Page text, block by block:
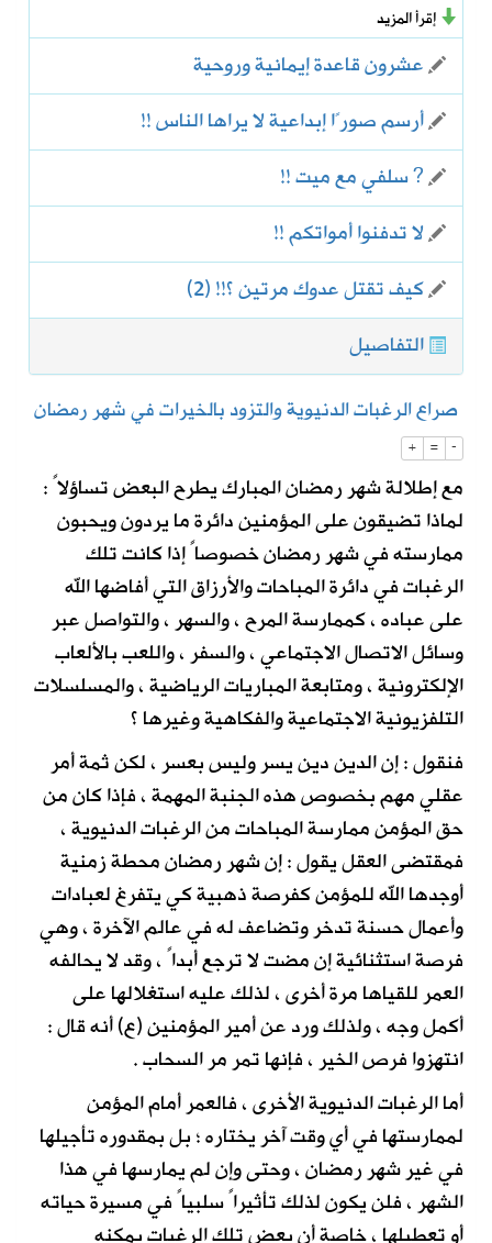
إقرأ المزيد
عشرون قاعدة إيمانية وروحية
أرسم صورًا إبداعية لا يراها الناس !!
? سلفي مع ميت !!
لا تدفنوا أمواتكم !!
كيف تقتل عدوك مرتين ؟!! (2)
التفاصيل
صراع الرغبات الدنيوية والتزود بالخيرات في شهر رمضان
+ = -
مع إطلالة شهر رمضان المبارك يطرح البعض تساؤلاً :
لماذا تضيقون على المؤمنين دائرة ما يردون ويحبون
ممارسته في شهر رمضان خصوصاً إذا كانت تلك
الرغبات في دائرة المباحات والأرزاق التي أفاضها الله
على عباده ، كممارسة المرح ، والسهر ، والتواصل عبر
وسائل الاتصال الاجتماعي ، والسفر ، واللعب بالألعاب
الإلكترونية ، ومتابعة المباريات الرياضية ، والمسلسلات
التلفزيونية الاجتماعية والفكاهية وغيرها ؟
فنقول : إن الدين دين يسر وليس بعسر ، لكن ثمة أمر
عقلي مهم بخصوص هذه الجنبة المهمة ، فإذا كان من
حق المؤمن ممارسة المباحات من الرغبات الدنيوية ،
فمقتضى العقل يقول : إن شهر رمضان محطة زمنية
أوجدها الله للمؤمن كفرصة ذهبية كي يتفرغ لعبادات
وأعمال حسنة تدخر وتضاعف له في عالم الآخرة ، وهي
فرصة استثنائية إن مضت لا ترجع أبداً ، وقد لا يحالفه
العمر للقياها مرة أخرى ، لذلك عليه استغلالها على
أكمل وجه ، ولذلك ورد عن أمير المؤمنين (ع) أنه قال :
انتهزوا فرص الخير ، فإنها تمر مر السحاب .
أما الرغبات الدنيوية الأخرى ، فالعمر أمام المؤمن
لممارستها في أي وقت آخر يختاره ؛ بل بمقدوره تأجيلها
في غير شهر رمضان ، وحتى وإن لم يمارسها في هذا
الشهر ، فلن يكون لذلك تأثيراً سلبياً في مسيرة حياته